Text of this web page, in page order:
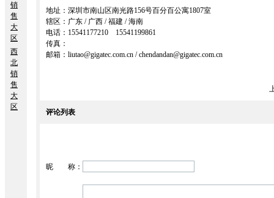
销
售
大
区
西
北
销
售
大
区
地址：深圳市南山区南光路156号百分百公寓1807室
辖区：广东 / 广西 / 福建 / 海南
电话：15541177210 15541199861
传真：
邮箱：liutao@gigatec.com.cn / chendandan@gigatec.com.cn
评论列表
昵 称：